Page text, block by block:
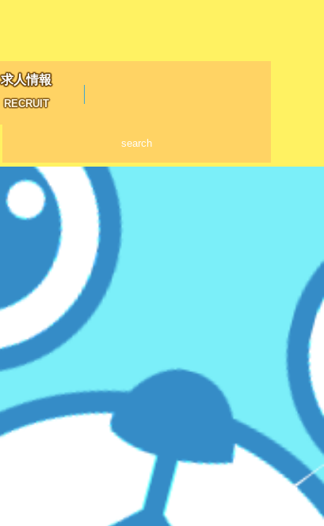
求人情報
RECRUIT
search